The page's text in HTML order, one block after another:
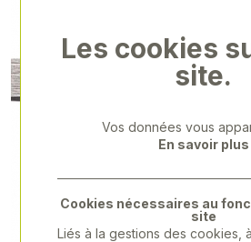
Previous
Les cookies
site.
Vos données vous
En savoir plus
Cookies nécessaires au
site
Liés à la gestions des cookies,